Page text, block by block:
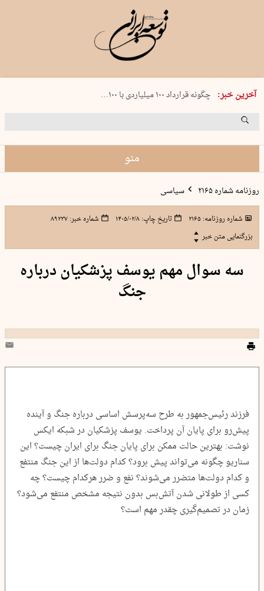
آخرین خبر:
شنبه 17 مرداد 1405 شماره 2244
چگونه قرارداد ۱۰۰ میلیاردی با ۱۰۰…
پنجره‌ای که باز نشد
منو
روزنامه شماره ۲۱۶۵ سیاسی
شماره روزنامه:۲۱۶۵ تاریخ چاپ:۱۴۰۵/۰۲/۸ شماره خبر:۸۹۲۳۷
بزرگنمایی متن خبر
سه سوال مهم یوسف پزشکیان درباره
جنگ
فرزند رئیس‌جمهور به طرح سه‌پرسش اساسی درباره جنگ و آینده
پیش‌رو برای پایان آن پرداخت. یوسف پزشکیان در شبکه ایکس
نوشت: بهترین حالت ممکن برای پایان جنگ برای ایران چیست؟ این
سناریو چگونه می‌تواند پیش برود؟ کدام دولت‌ها از این جنگ منتفع
و کدام دولت‌ها متضرر می‌شوند؟ نفع و ضرر هرکدام چیست؟ چه
کسی از طولانی شدن آتش‌بس بدون نتیجه مشخص منتفع می‌شود؟
زمان در تصمیم‌گیری چقدر مهم است؟